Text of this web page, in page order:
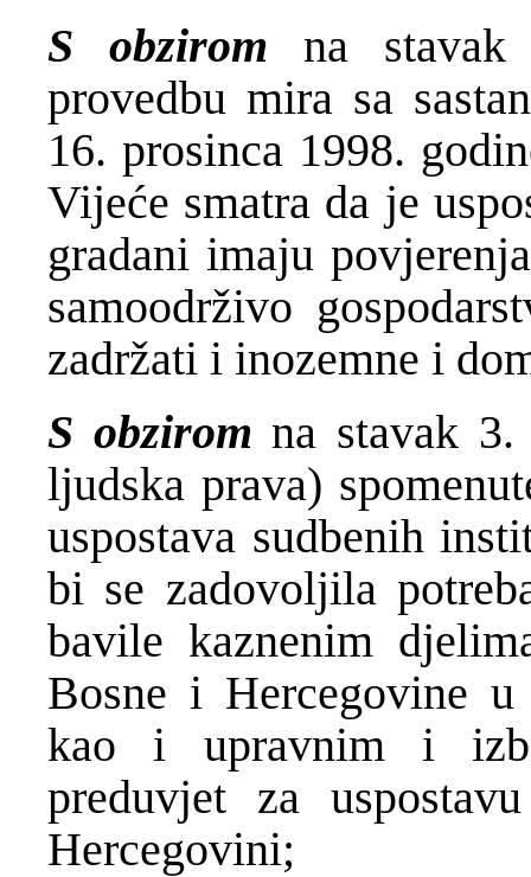
S obzirom na stavak
provedbu mira sa
16. prosinca 1998.
Vijeće smatra da je
gradani imaju
samoodrživo
zadržati i inozemne i
S obzirom na stavak
ljudska prava)
uspostava sudbenih
bi se zadovoljila
bavile kaznenim
Bosne i Hercegovine u
kao i upravnim i
preduvjet za
Hercegovini;